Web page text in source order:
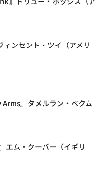
ンセント・ツイ（アメリ
』タメルラン・ベクム
エム・クーパー（イギリ